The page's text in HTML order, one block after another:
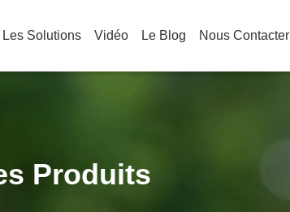
Les Solutions Vidéo Le Blog Nous Contacter
Produits